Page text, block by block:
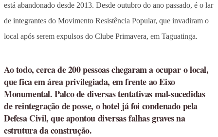
está abandonado desde 2013. Desde outubro do ano passado, é o lar
de integrantes do Movimento Resistência Popular, que invadiram o
local após serem expulsos do Clube Primavera, em Taguatinga.
Ao todo, cerca de 200 pessoas chegaram a ocupar o local,
que fica em área privilegiada, em frente ao Eixo
Monumental. Palco de diversas tentativas mal-sucedidas
de reintegração de posse, o hotel já foi condenado pela
Defesa Civil, que apontou diversas falhas graves na
estrutura da construção.